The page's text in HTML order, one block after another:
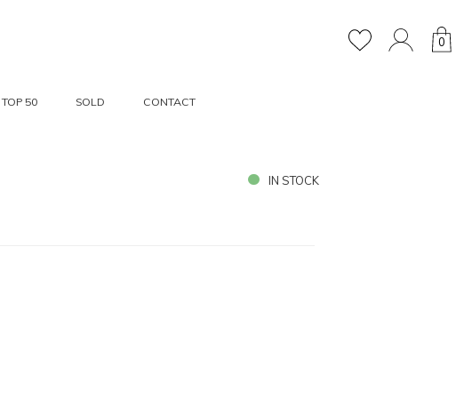
0
TOP 50 SOLD CONTACT
IN STOCK